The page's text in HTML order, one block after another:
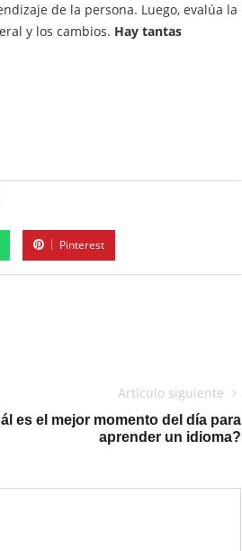
de la persona. Luego, evalúa la
y los cambios. Hay tantas
Pinterest
Artículo siguiente
es el mejor momento del día para
aprender un idioma?